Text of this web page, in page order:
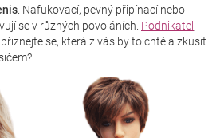
. Nafukovací, pevný připínací nebo
se v různých povoláních. Podnikatel ,
se, která z vás by to chtěla zkusit